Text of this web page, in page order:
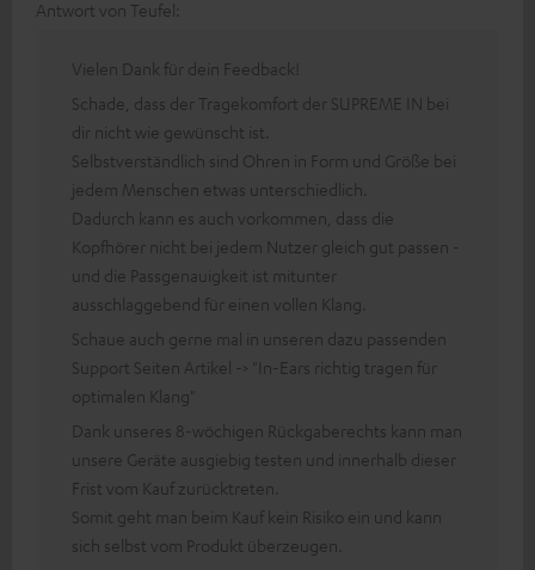
Antwort von Teufel:
Vielen Dank für dein Feedback!
Schade, dass der Tragekomfort der SUPREME IN bei
dir nicht wie gewünscht ist.
Selbstverständlich sind Ohren in Form und Größe bei
jedem Menschen etwas unterschiedlich.
Dadurch kann es auch vorkommen, dass die
Kopfhörer nicht bei jedem Nutzer gleich gut passen -
und die Passgenauigkeit ist mitunter
ausschlaggebend für einen vollen Klang.
Schaue auch gerne mal in unseren dazu passenden
Support Seiten Artikel -> "In-Ears richtig tragen für
optimalen Klang"
Dank unseres 8-wöchigen Rückgaberechts kann man
unsere Geräte ausgiebig testen und innerhalb dieser
Frist vom Kauf zurücktreten.
Somit geht man beim Kauf kein Risiko ein und kann
sich selbst vom Produkt überzeugen.